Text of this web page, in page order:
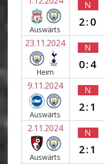
Auswärts
N
2:0
23.11.2024
Heim
N
0:4
9.11.2024
Auswärts
N
2:1
2.11.2024
Auswärts
N
2:1